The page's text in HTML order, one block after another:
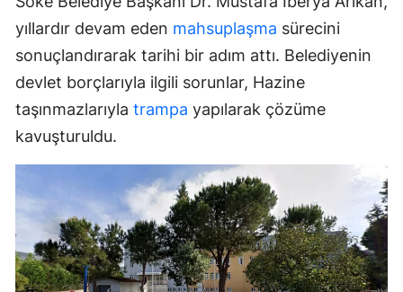
yıllardır devam eden mahsuplaşma sürecini
sonuçlandırarak tarihi bir adım attı. Belediyenin
devlet borçlarıyla ilgili sorunlar, Hazine
taşınmazlarıyla trampa yapılarak çözüme
kavuşturuldu.